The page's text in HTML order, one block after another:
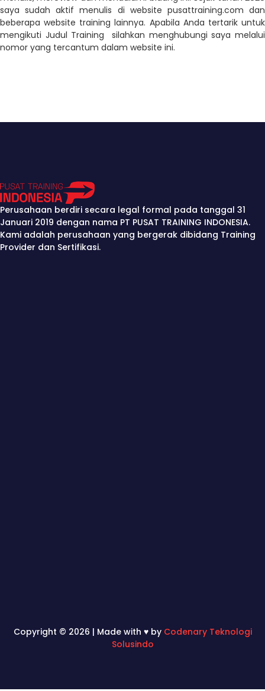
saya sudah aktif menulis di website pusattraining.com dan
beberapa website training lainnya. Apabila Anda tertarik untuk
mengikuti Judul Training silahkan menghubungi saya melalui
nomor yang tercantum dalam website ini.
Perusahaan berdiri secara legal formal pada tanggal 31
Januari 2019 dengan nama PT PUSAT TRAINING INDONESIA.
Kami adalah perusahaan yang bergerak dibidang Training
Provider dan Sertifikasi.
Copyright © 2026 | Made with ♥ by Codenary Teknologi
Solusindo